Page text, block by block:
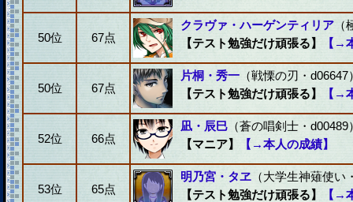
50位 67点
クラヴァ・ハーゲンティリア
【テスト勉強だけ頑張る】
【→
50位 67点
片桐・秀一 （戦慄の刃・d06647
【テスト勉強だけ頑張る】
【→
52位 66点
凪・辰巳 （蒼の唱剣士・d00489
【マニア】
【→本人の成績】
53位 65点
明乃宮・タヱ （大学生神薙使い
【テスト勉強だけ頑張る】
【→